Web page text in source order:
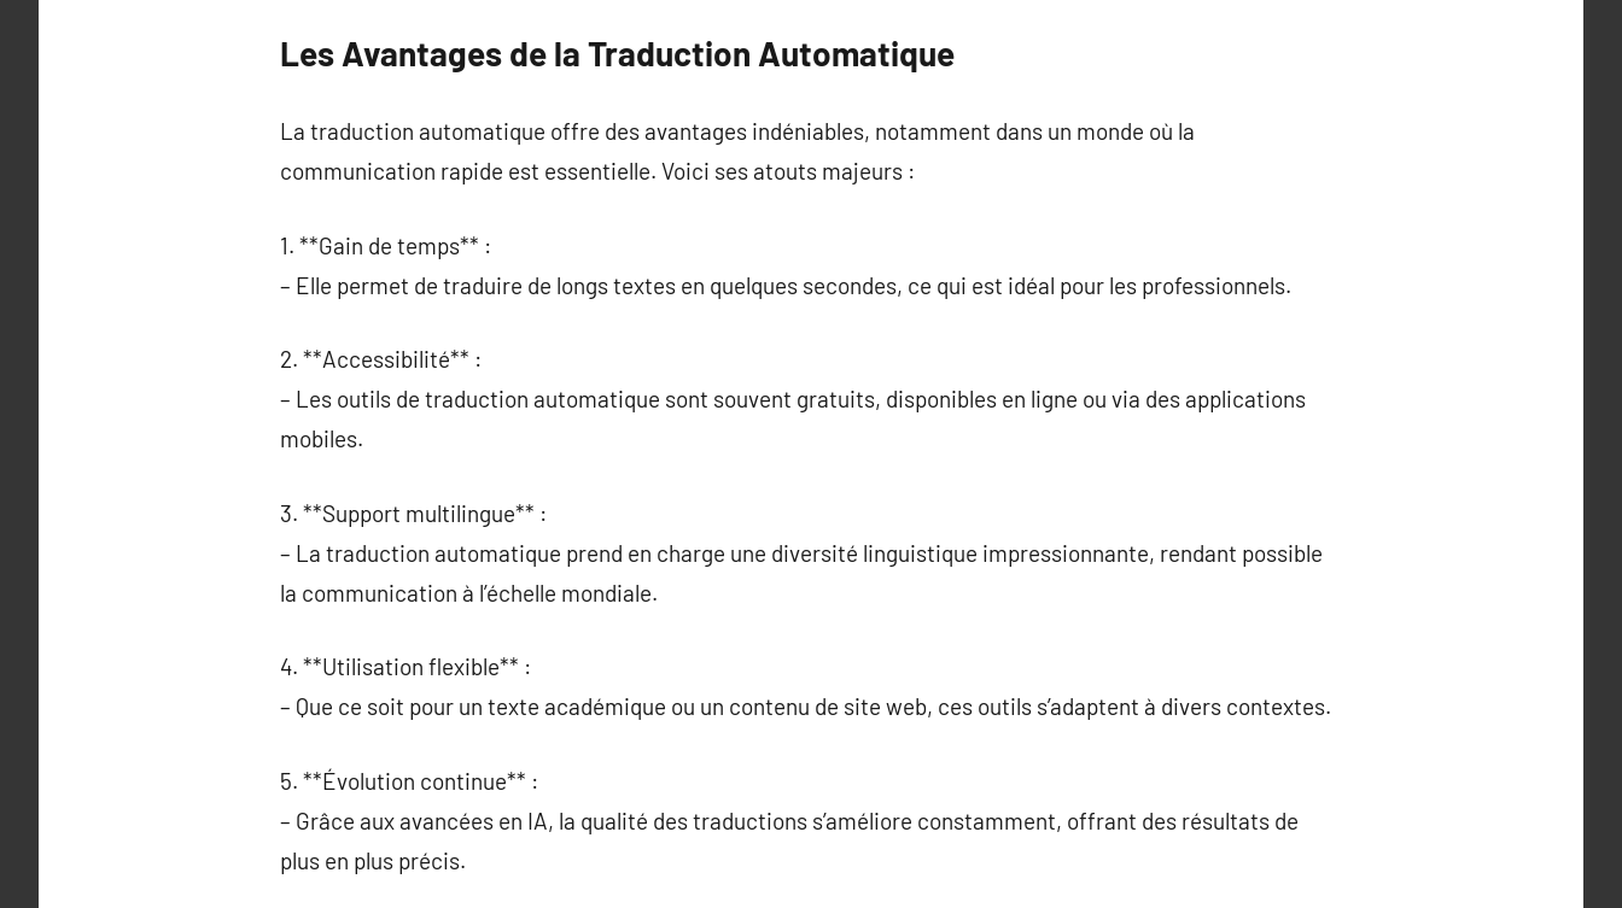
Les Avantages de la Traduction Automatique
La traduction automatique offre des avantages indéniables, notamment dans un monde où la
communication rapide est essentielle. Voici ses atouts majeurs :
1. **Gain de temps** :
– Elle permet de traduire de longs textes en quelques secondes, ce qui est idéal pour les professionnels.
2. **Accessibilité** :
– Les outils de traduction automatique sont souvent gratuits, disponibles en ligne ou via des applications
mobiles.
3. **Support multilingue** :
– La traduction automatique prend en charge une diversité linguistique impressionnante, rendant possible
la communication à l’échelle mondiale.
4. **Utilisation flexible** :
– Que ce soit pour un texte académique ou un contenu de site web, ces outils s’adaptent à divers contextes.
5. **Évolution continue** :
– Grâce aux avancées en IA, la qualité des traductions s’améliore constamment, offrant des résultats de
plus en plus précis.